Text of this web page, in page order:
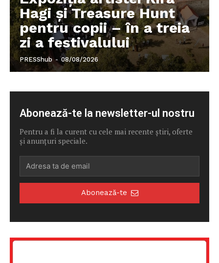
Hagi şi Treasure Hunt
pentru copii – în a treia
zi a festivalului
PRESShub - 08/08/2026
Abonează-te la newsletter-ul nostru
Pentru a fi la curent cu cele mai recente știri, oferte
și anunțuri speciale.
Abonează-te